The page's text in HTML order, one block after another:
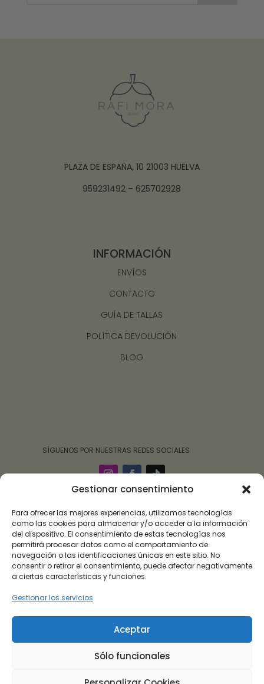
Gestionar consentimiento
Para ofrecer las mejores experiencias, utilizamos tecnologías
como las cookies para almacenar y/o acceder a la información
del dispositivo. El consentimiento de estas tecnologías nos
permitirá procesar datos como el comportamiento de
navegación o las identificaciones únicas en este sitio. No
consentir o retirar el consentimiento, puede afectar negativamente
a ciertas características y funciones.
Gestionar los servicios
Aceptar
Sólo funcionales
PLAZA DE ESPAÑA, 10 21003 HUELVA
959231492 – 625702928
INFORMACIÓN
ENVÍOS
CONTACTO
GUÍA DE TALLAS
POLÍTICA DEVOLUCIÓN
BLOG
‎ ‎ ‎ ‎ ‎ ‎‎ ‎ SÍGUENOS POR NUESTRAS REDES SOCIALES
destinada a la transformación digital del sector
comercial y artesano en Andalucía, para la mejora del
grado de digitalización, implantación de soluciones
para la transformación digital y la mejora de la